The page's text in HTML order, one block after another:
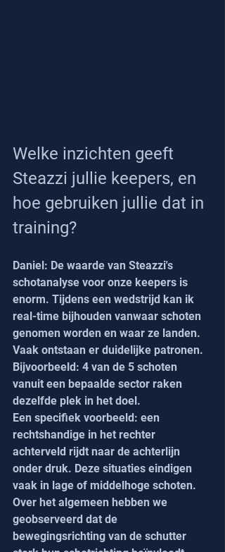
Welke inzichten geeft
Steazzi jullie keepers, en
hoe gebruiken jullie dat in
training?
Daniel: De waarde van Steazzi's
schotanalyse voor onze keepers is
enorm. Tijdens een wedstrijd kan ik
real-time bijhouden vanwaar schoten
genomen worden en waar ze landen.
Vaak ontstaan er duidelijke patronen.
Bijvoorbeeld: 4 van de 5 schoten
vanuit een bepaalde sector raken
dezelfde plek in het doel.
Een specifiek voorbeeld: een
rechtshandige in het rechter
achterveld rijdt naar de achterlijn
onder druk. Deze situaties eindigen
vaak in lage of middelhoge schoten.
Over het algemeen hebben we
geobserveerd dat de
bewegingsrichting van de schutter